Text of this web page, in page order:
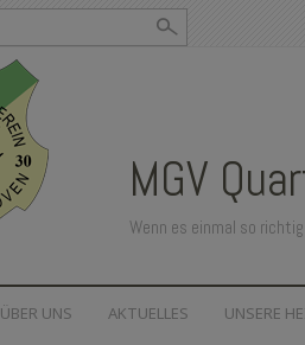
MGV
Wenn es einmal so
ÜBER UNS AKTUELLES UNSERE